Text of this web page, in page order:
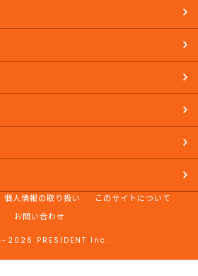
個人情報の取り扱い
このサイトについて
お問い合わせ
2026 PRESIDENT Inc.